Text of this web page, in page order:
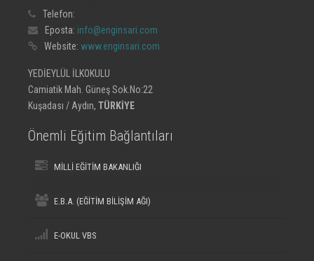
Telefon:
Eposta: info@enginsari.com
Website: www.enginsari.com
YEDİEYLÜL İLKOKULU
Camiatik Mah. Güneş Sok.No:22
Kuşadası / Aydın, TÜRKİYE
Önemli Eğitim Bağlantıları
MİLLİ EĞİTİM BAKANLIĞI
E.B.A. (EĞİTİM BİLİŞİM AĞI)
E-OKUL VBS